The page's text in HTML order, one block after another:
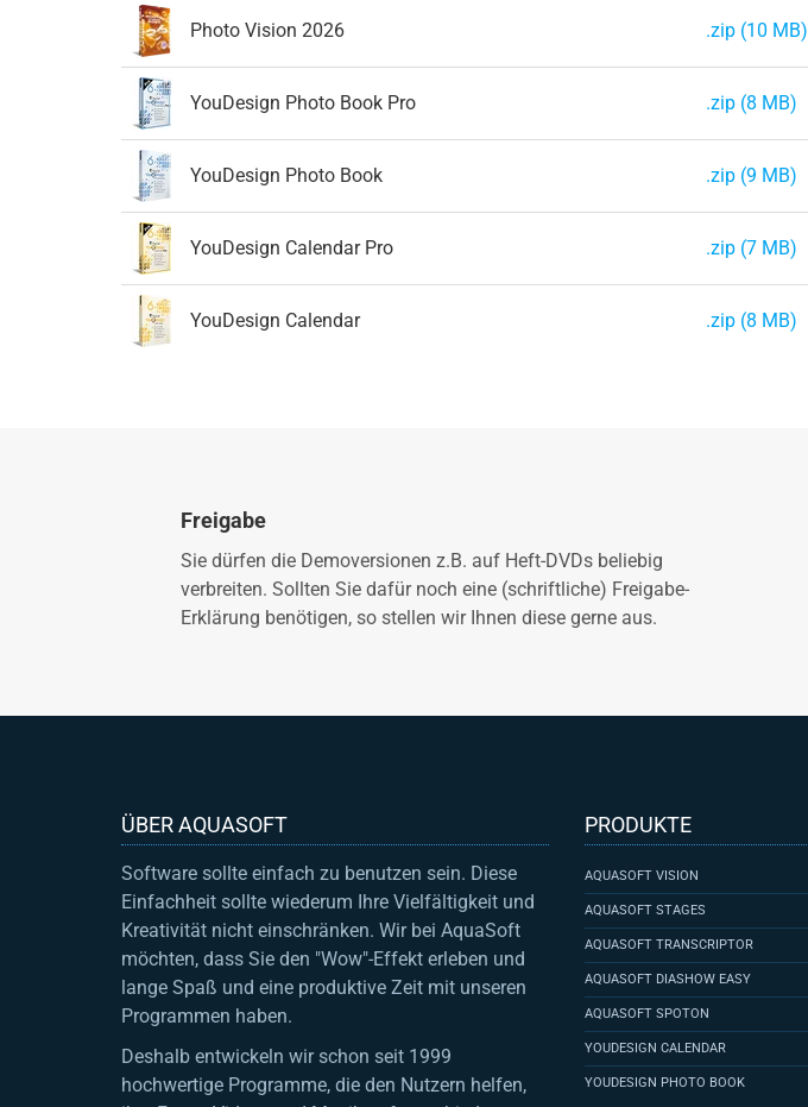
Photo Vision 2026 .zip (10 MB)
YouDesign Photo Book Pro .zip (8 MB)
YouDesign Photo Book .zip (9 MB)
YouDesign Calendar Pro .zip (7 MB)
YouDesign Calendar .zip (8 MB)
Freigabe
Sie dürfen die Demoversionen z.B. auf Heft-DVDs beliebig
verbreiten. Sollten Sie dafür noch eine (schriftliche) Freigabe-
Erklärung benötigen, so stellen wir Ihnen diese gerne aus.
ÜBER AQUASOFT
Software sollte einfach zu benutzen sein. Diese
Einfachheit sollte wiederum Ihre Vielfältigkeit und
Kreativität nicht einschränken. Wir bei AquaSoft
möchten, dass Sie den "Wow"-Effekt erleben und
lange Spaß und eine produktive Zeit mit unseren
Programmen haben.
Deshalb entwickeln wir schon seit 1999
hochwertige Programme, die den Nutzern helfen,
PRODUKTE
AQUASOFT VISION
AQUASOFT STAGES
AQUASOFT TRANSCRIPTOR
AQUASOFT DIASHOW EASY
AQUASOFT SPOTON
YOUDESIGN CALENDAR
YOUDESIGN PHOTO BOOK